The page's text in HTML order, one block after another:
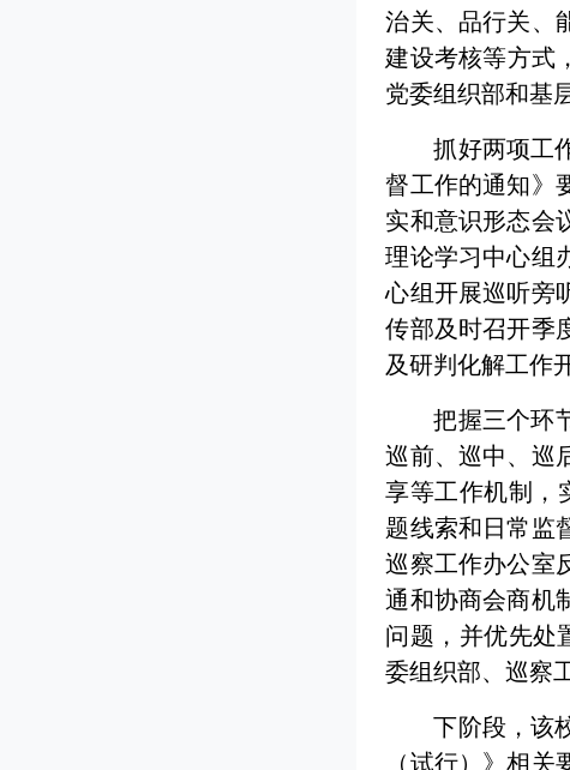
治关、品行关、
建设考核等方式
党委组织部和基
抓好两项工
督工作的通知》
实和意识形态会
理论学习中心组
心组开展巡听旁
传部及时召开季
及研判化解工作
把握三个环
巡前、巡中、巡
享等工作机制，
题线索和日常监
巡察工作办公室
通和协商会商机
问题，并优先处
委组织部、巡察
下阶段，该
（试行）》相